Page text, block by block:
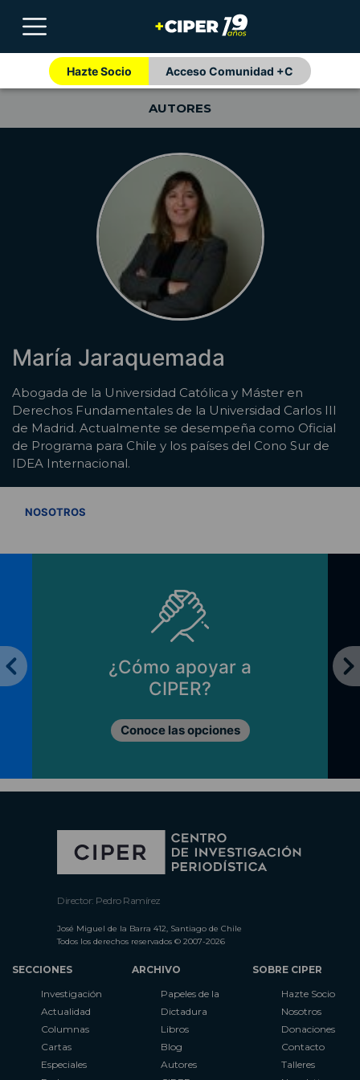
Hazte Socio Acceso Comunidad +C
AUTORES
María Jaraquemada
Abogada de la Universidad Católica y Máster en
Derechos Fundamentales de la Universidad Carlos III
de Madrid. Actualmente se desempeña como Oficial
de Programa para Chile y los países del Cono Sur de
IDEA Internacional.
NOSOTROS
¿Cómo apoyar a
CIPER?
Conoce las opciones
Director: Pedro Ramírez
José Miguel de la Barra 412, Santiago de Chile
Todos los derechos reservados © 2007-2026
SECCIONES
Investigación
Actualidad
Columnas
Cartas
Especiales
ARCHIVO
Papeles de la
Dictadura
Libros
Blog
Autores
SOBRE CIPER
Hazte Socio
Nosotros
Donaciones
Contacto
Talleres